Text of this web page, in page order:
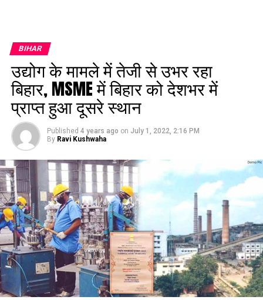
BIHAR
उद्योग के मामले में तेजी से उभर रहा
बिहार, MSME में बिहार को देशभर में
प्राप्त हुआ दूसरे स्थान
Published 4 years ago on July 1, 2022, 2:16 PM
By Ravi Kushwaha